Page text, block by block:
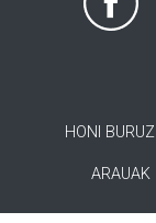
HONI BURUZ
ARAUAK